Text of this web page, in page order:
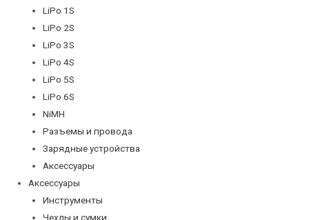
LiPo 1S
LiPo 2S
LiPo 3S
LiPo 4S
LiPo 5S
LiPo 6S
NiMH
Разъемы и провода
Зарядные устройства
Аксессуары
Аксессуары
Инструменты
Чехлы и сумки